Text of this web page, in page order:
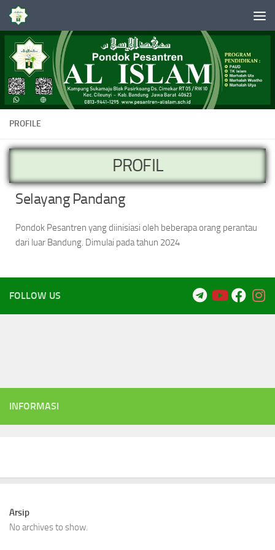
Skip to content
PROFILE
PROFIL
Selayang Pandang
Pondok Pesantren yang diinisiasi oleh beberapa orang perantau
dari luar Bandung. Dimulai pada tahun 2024
FOLLOW US
INFORMASI
Arsip
No archives to show.